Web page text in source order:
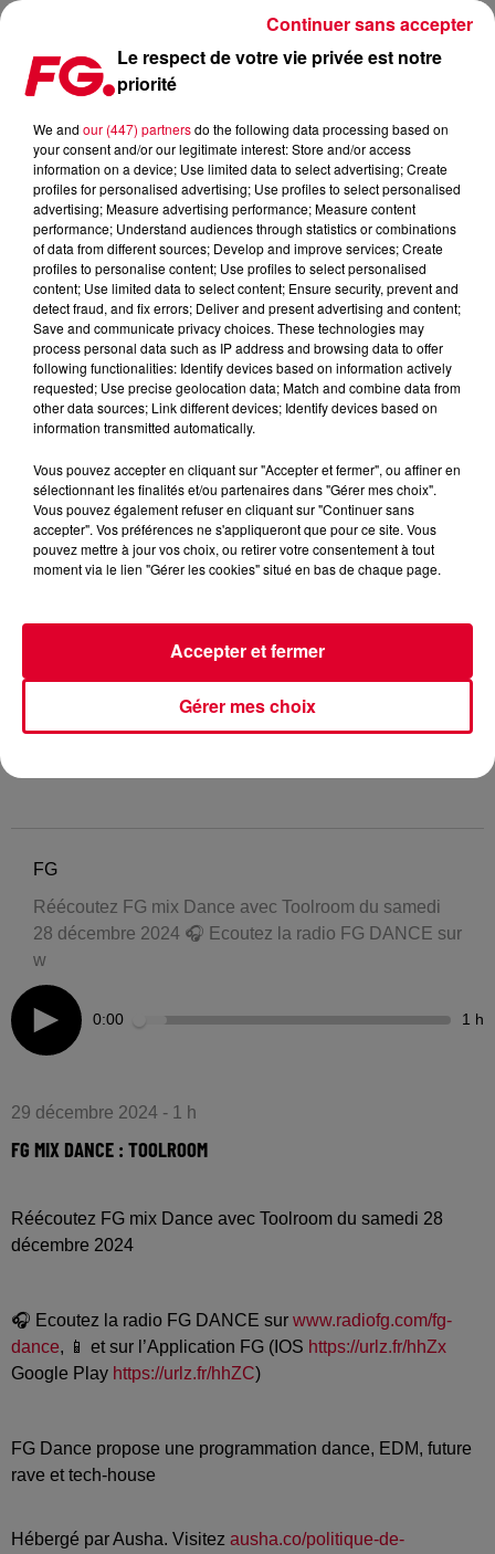
FG MIX DANCE : TOOLROOM
FG
Réécoutez FG mix Dance avec Toolroom du samedi
28 décembre 2024 🎧 Ecoutez la radio FG DANCE sur
w
0:00 1 h
29 décembre 2024 - 1 h
FG MIX DANCE : TOOLROOM
Réécoutez FG mix Dance avec Toolroom du samedi 28
décembre 2024
🎧 Ecoutez la radio FG DANCE sur www.radiofg.com/fg-
dance, 📱 et sur l’Application FG (IOS https://urlz.fr/hhZx
Google Play https://urlz.fr/hhZC)
FG Dance propose une programmation dance, EDM, future
rave et tech-house
Hébergé par Ausha. Visitez ausha.co/politique-de-
Le respect de votre vie privée est notre
priorité
We and our (447) partnersdo the following data processing based on
your consent and/or our legitimate interest: Store and/or access
information on a device; Use limited data to select advertising; Create
profiles for personalised advertising; Use profiles to select personalised
advertising; Measure advertising performance; Measure content
performance; Understand audiences through statistics or combinations
of data from different sources; Develop and improve services; Create
profiles to personalise content; Use profiles to select personalised
content; Use limited data to select content; Ensure security, prevent and
detect fraud, and fix errors; Deliver and present advertising and content;
Save and communicate privacy choices. These technologies may
process personal data such as IP address and browsing data to offer
following functionalities: Identify devices based on information actively
requested; Use precise geolocation data; Match and combine data from
other data sources; Link different devices; Identify devices based on
information transmitted automatically.
Vous pouvez accepter en cliquant sur "Accepter et fermer", ou affiner en
sélectionnant les finalités et/ou partenaires dans "Gérer mes choix".
Vous pouvez également refuser en cliquant sur "Continuer sans
accepter". Vos préférences ne s'appliqueront que pour ce site. Vous
pouvez mettre à jour vos choix, ou retirer votre consentement à tout
moment via le lien "Gérer les cookies" situé en bas de chaque page.
Gérer mes choix
Accepter et fermer
Continuer sans accepter